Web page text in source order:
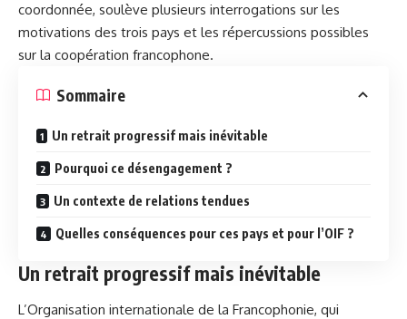
coordonnée, soulève plusieurs interrogations sur les
motivations des trois pays et les répercussions possibles
sur la coopération francophone.
Sommaire
Un retrait progressif mais inévitable
Pourquoi ce désengagement ?
Un contexte de relations tendues
Quelles conséquences pour ces pays et pour l’OIF ?
Un retrait progressif mais inévitable
L’Organisation internationale de la Francophonie, qui